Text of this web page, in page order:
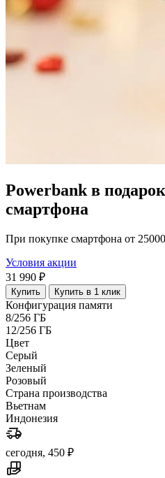
Powerbank в
смартфона
При покупке смартфона от
Условия акции
31 990 ₽
Купить Купить в 1 клик
Конфигурация памяти
8/256 ГБ
12/256 ГБ
Цвет
Серый
Зеленый
Розовый
Страна производства
Вьетнам
Индонезия
сегодня, 450 ₽